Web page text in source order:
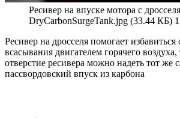
Ресивер на впуске мотора с
DryCarbonSurgeTank.jpg (33.44 КБ)
Ресивер на дросселя помогает
всасывания двигателем горячего
отверстие ресивера можно надеть тот же
пассвордовский впуск из карбона